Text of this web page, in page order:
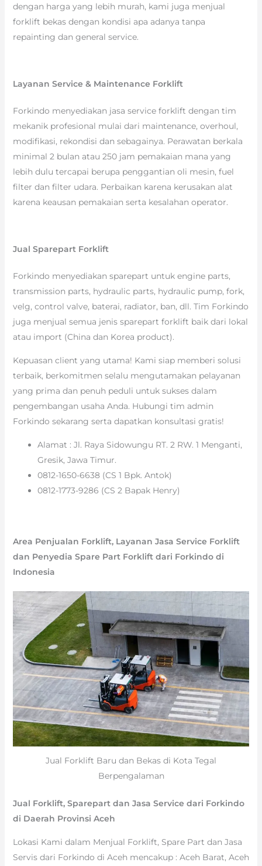
dengan harga yang lebih murah, kami juga menjual
forklift bekas dengan kondisi apa adanya tanpa
repainting dan general service.
Layanan Service & Maintenance Forklift
Forkindo menyediakan jasa service forklift dengan tim
mekanik profesional mulai dari maintenance, overhoul,
modifikasi, rekondisi dan sebagainya. Perawatan berkala
minimal 2 bulan atau 250 jam pemakaian mana yang
lebih dulu tercapai berupa penggantian oli mesin, fuel
filter dan filter udara. Perbaikan karena kerusakan alat
karena keausan pemakaian serta kesalahan operator.
Jual Sparepart Forklift
Forkindo menyediakan sparepart untuk engine parts,
transmission parts, hydraulic parts, hydraulic pump, fork,
velg, control valve, baterai, radiator, ban, dll. Tim Forkindo
juga menjual semua jenis sparepart forklift baik dari lokal
atau import (China dan Korea product).
Kepuasan client yang utama! Kami siap memberi solusi
terbaik, berkomitmen selalu mengutamakan pelayanan
yang prima dan penuh peduli untuk sukses dalam
pengembangan usaha Anda. Hubungi tim admin
Forkindo sekarang serta dapatkan konsultasi gratis!
Alamat : Jl. Raya Sidowungu RT. 2 RW. 1 Menganti,
Gresik, Jawa Timur.
0812-1650-6638 (CS 1 Bpk. Antok)
0812-1773-9286 (CS 2 Bapak Henry)
Area Penjualan Forklift, Layanan Jasa Service Forklift
dan Penyedia Spare Part Forklift dari Forkindo di
Indonesia
Jual Forklift Baru dan Bekas di Kota Tegal
Berpengalaman
Jual Forklift, Sparepart dan Jasa Service dari Forkindo
di Daerah Provinsi Aceh
Lokasi Kami dalam Menjual Forklift, Spare Part dan Jasa
Servis dari Forkindo di Aceh mencakup : Aceh Barat, Aceh